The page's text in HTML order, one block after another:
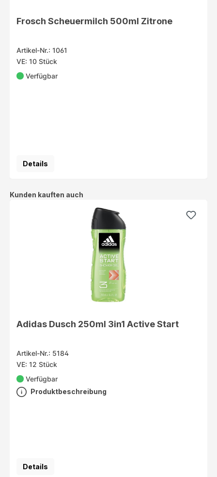
Frosch Scheuermilch 500ml Zitrone
Artikel-Nr.: 1061
VE: 10 Stück
Verfügbar
Details
Produktgalerie überspringen
Kunden kauften auch
Adidas Dusch 250ml 3in1 Active Start
Artikel-Nr.: 5184
VE: 12 Stück
Verfügbar
Produktbeschreibung
Details